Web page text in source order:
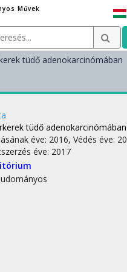
Művek
tüdő adenokarcinómában
tüdő adenokarcinómában
éve: 2016, Védés éve:
éve: 2017